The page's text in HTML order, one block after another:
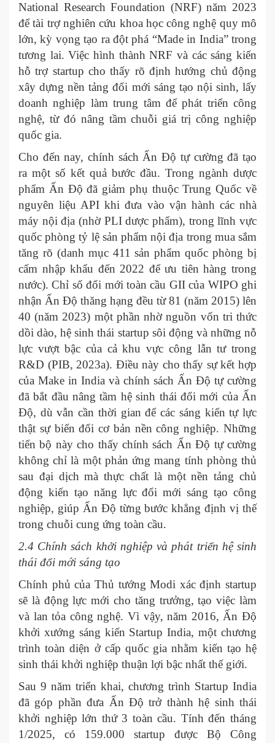
National Research Foundation (NRF) năm 2023
để tài trợ nghiên cứu khoa học công nghệ quy mô
lớn, kỳ vọng tạo ra đột phá “Made in India” trong
tương lai. Việc hình thành NRF và các sáng kiến
hỗ trợ startup cho thấy rõ định hướng chủ động
xây dựng nền tảng đổi mới sáng tạo nội sinh, lấy
doanh nghiệp làm trung tâm để phát triển công
nghệ, từ đó nâng tầm chuỗi giá trị công nghiệp
quốc gia.
Cho đến nay, chính sách Ấn Độ tự cường đã tạo
ra một số kết quả bước đầu. Trong ngành dược
phẩm Ấn Độ đã giảm phụ thuộc Trung Quốc về
nguyên liệu API khi đưa vào vận hành các nhà
máy nội địa (nhờ PLI dược phẩm), trong lĩnh vực
quốc phòng tỷ lệ sản phẩm nội địa trong mua sắm
tăng rõ (danh mục 411 sản phẩm quốc phòng bị
cấm nhập khẩu đến 2022 để ưu tiên hàng trong
nước). Chỉ số đổi mới toàn cầu GII của WIPO ghi
nhận Ấn Độ thăng hạng đều từ 81 (năm 2015) lên
40 (năm 2023) một phần nhờ nguồn vốn tri thức
dồi dào, hệ sinh thái startup sôi động và những nỗ
lực vượt bậc của cả khu vực công lẫn tư trong
R&D (PIB, 2023a). Điều này cho thấy sự kết hợp
của Make in India và chính sách Ấn Độ tự cường
đã bắt đầu nâng tầm hệ sinh thái đổi mới của Ấn
Độ, dù vẫn cần thời gian để các sáng kiến tự lực
thật sự biến đổi cơ bản nền công nghiệp. Những
tiến bộ này cho thấy chính sách Ấn Độ tự cường
không chỉ là một phản ứng mang tính phòng thủ
sau đại dịch mà thực chất là một nền tảng chủ
động kiến tạo năng lực đổi mới sáng tạo công
nghiệp, giúp Ấn Độ từng bước khẳng định vị thế
trong chuỗi cung ứng toàn cầu.
2.4 Chính sách khởi nghiệp và phát triển hệ sinh
thái đổi mới sáng tạo
Chính phủ của Thủ tướng Modi xác định startup
sẽ là động lực mới cho tăng trưởng, tạo việc làm
và lan tỏa công nghệ. Vì vậy, năm 2016, Ấn Độ
khởi xướng sáng kiến Startup India, một chương
trình toàn diện ở cấp quốc gia nhằm kiến tạo hệ
sinh thái khởi nghiệp thuận lợi bậc nhất thế giới.
Sau 9 năm triển khai, chương trình Startup India
đã góp phần đưa Ấn Độ trở thành hệ sinh thái
khởi nghiệp lớn thứ 3 toàn cầu. Tính đến tháng
1/2025, có 159.000 startup được Bộ Công